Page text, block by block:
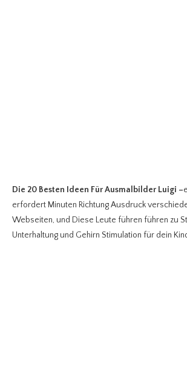
Die 20 Besten Ideen Für Ausmalbilder Luigi –
erfordert Minuten Richtung Ausdruck
Webseiten, und Diese Leute führen führen zu
Unterhaltung und Gehirn Stimulation für dein